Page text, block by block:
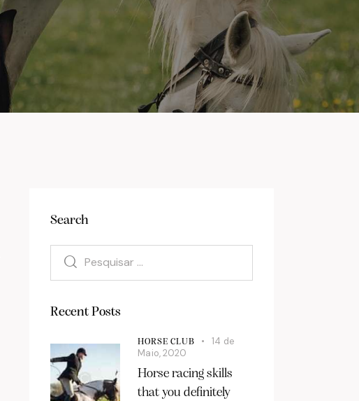
Search
Recent Posts
HORSE CLUB
14 de
Maio, 2020
Horse racing skills
that you definitely